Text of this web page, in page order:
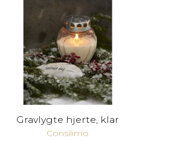
Gravlygte hjerte, klar
Consilimo